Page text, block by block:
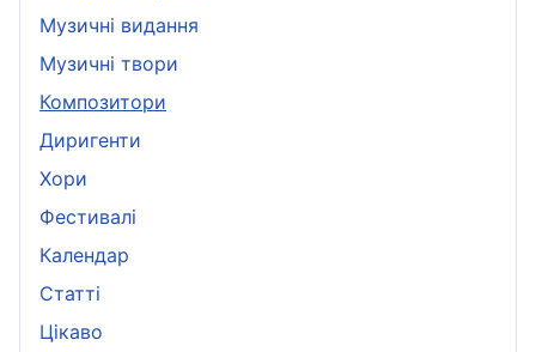
Музичні видання
Музичні твори
Композитори
Диригенти
Хори
Фестивалі
Календар
Статті
Цікаво